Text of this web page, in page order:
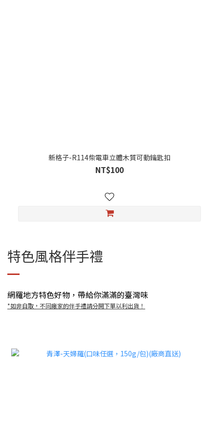
新格子-R114柴電車立體木質可動鑰匙扣
NT$100
特色風格伴手禮
網羅地方特色好物，帶給你滿滿的臺灣味
*如非自取，不同廠家的伴手禮請分開下單以利出貨！